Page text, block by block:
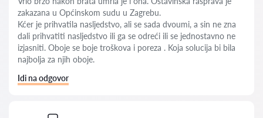
zakazana u Općinskom sudu u Zagrebu.
Kćer je prihvatila nasljedstvo, ali se sada dvoumi, a sin ne zna
dali prihvatiti nasljedstvo ili ga se odreći ili se jednostavno ne
izjasniti. Oboje se boje troškova i poreza . Koja solucija bi bila
najbolja za njih oboje.
Idi na odgovor